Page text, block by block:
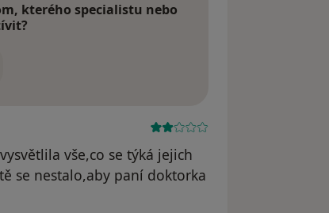
kterého specialistu nebo
vše,co se týká jejich
se nestalo,aby paní doktorka